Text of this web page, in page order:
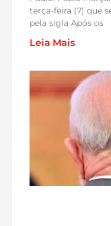
terça-feira (7) que
pela sigla Após os
Leia Mais